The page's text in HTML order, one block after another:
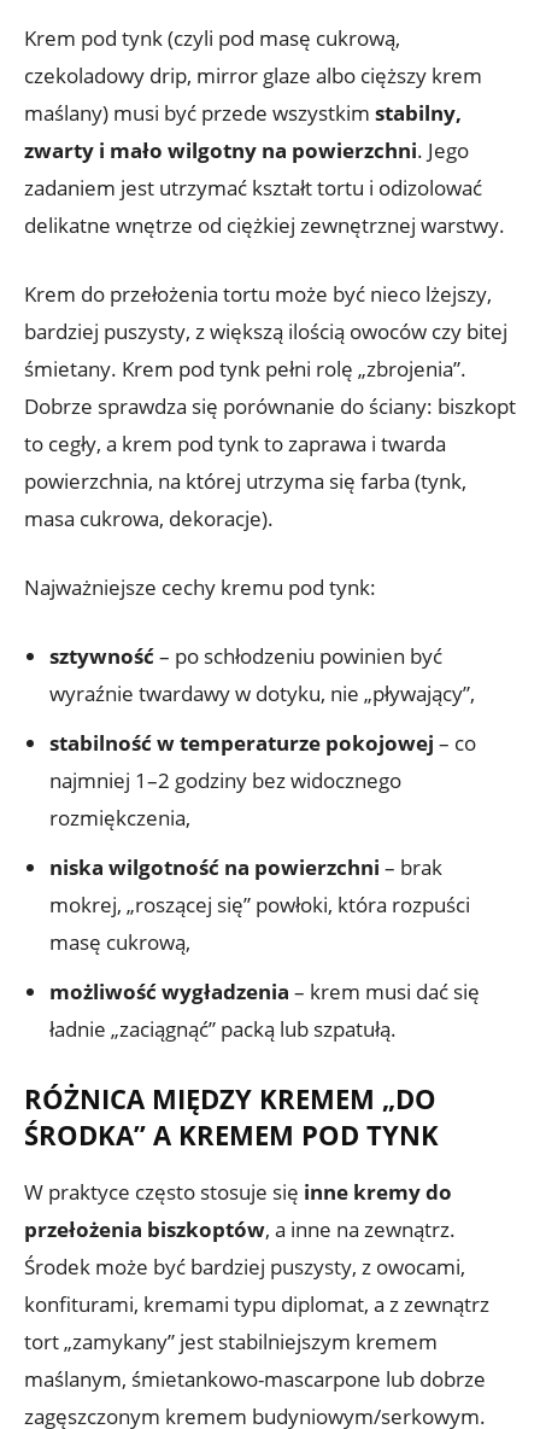
Krem pod tynk (czyli pod masę cukrową,
czekoladowy drip, mirror glaze albo cięższy krem
maślany) musi być przede wszystkim stabilny,
zwarty i mało wilgotny na powierzchni. Jego
zadaniem jest utrzymać kształt tortu i odizolować
delikatne wnętrze od ciężkiej zewnętrznej warstwy.
Krem do przełożenia tortu może być nieco lżejszy,
bardziej puszysty, z większą ilością owoców czy bitej
śmietany. Krem pod tynk pełni rolę „zbrojenia”.
Dobrze sprawdza się porównanie do ściany: biszkopt
to cegły, a krem pod tynk to zaprawa i twarda
powierzchnia, na której utrzyma się farba (tynk,
masa cukrowa, dekoracje).
Najważniejsze cechy kremu pod tynk:
sztywność– po schłodzeniu powinien być
wyraźnie twardawy w dotyku, nie „pływający”,
stabilność w temperaturze pokojowej – co
najmniej 1–2 godziny bez widocznego
rozmiękczenia,
niska wilgotność na powierzchni – brak
mokrej, „roszącej się” powłoki, która rozpuści
masę cukrową,
możliwość wygładzenia – krem musi dać się
ładnie „zaciągnąć” packą lub szpatułą.
RÓŻNICA MIĘDZY KREMEM „DO
ŚRODKA” A KREMEM POD TYNK
W praktyce często stosuje się inne kremy do
przełożenia biszkoptów, a inne na zewnątrz.
Środek może być bardziej puszysty, z owocami,
konfiturami, kremami typu diplomat, a z zewnątrz
tort „zamykany” jest stabilniejszym kremem
maślanym, śmietankowo-mascarpone lub dobrze
zagęszczonym kremem budyniowym/serkowym.